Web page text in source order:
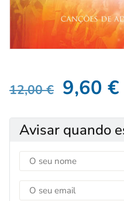
12,00€ 9,60 €
Avisar quando